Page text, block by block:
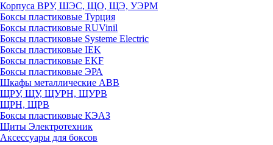
Корпуса ВРУ, ШЭС, ЩО, ЩЭ, УЭРМ
Боксы пластиковые Турция
Боксы пластиковые RUVinil
Боксы пластиковые Systeme Electric
Боксы пластиковые IEK
Боксы пластиковые EKF
Боксы пластиковые ЭРА
Шкафы металлические ABB
ЩРУ, ЩУ, ЩУРН, ЩУРВ
ЩРН, ЩРВ
Боксы пластиковые КЭАЗ
Щиты Электротехник
Аксессуары для боксов